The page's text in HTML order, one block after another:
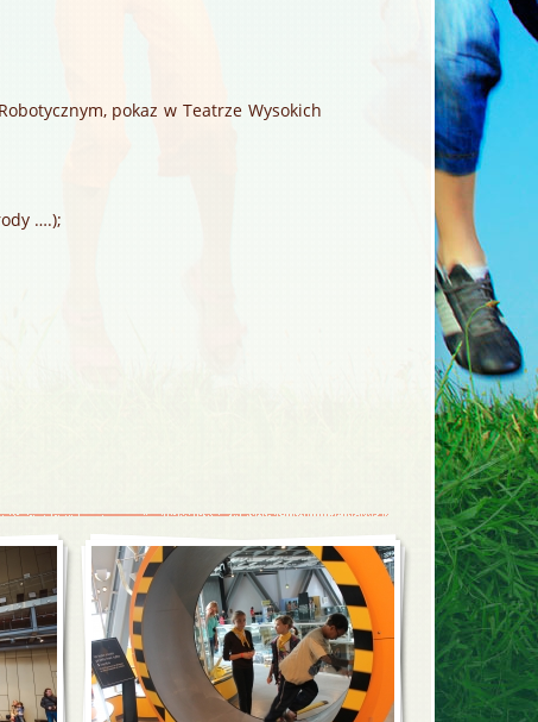
pokaz w Teatrze Wysokich
….);